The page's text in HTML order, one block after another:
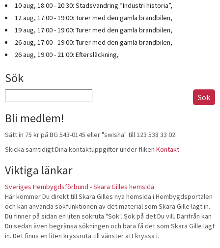
10 aug, 18:00 - 20:30: Stadsvandring ”Industri historia”,
12 aug, 17:00 - 19:00: Turer med den gamla brandbilen,
19 aug, 17:00 - 19:00: Turer med den gamla brandbilen,
26 aug, 17:00 - 19:00: Turer med den gamla brandbilen,
26 aug, 19:00 - 21:00: Eftersläckning,
Sök
efter:
Bli medlem!
Sätt in 75 kr på BG 543-0145 eller "swisha" till 123 538 33 02.
Skicka samtidigt Dina kontaktuppgifter under fliken Kontakt.
Viktiga länkar
Sveriges Hembygdsförbund - Skara Gilles hemsida
Här kommer Du direkt till Skara Gilles nya hemsida i Hembygdsportalen
och kan använda sökfunktionen av det material som Skara Gille lagt in.
Du finner på sidan en liten sökruta "Sök". Sök på det Du vill. Därifrån kan
Du sedan även begränsa sökningen och bara få det som Skara Gille lagt
in. Det finns en liten kryssruta till vänster att kryssa i.